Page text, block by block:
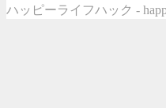
ハッピーライフハック -